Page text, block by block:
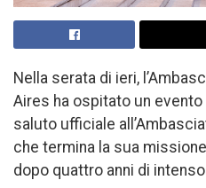
Nella serata di ieri,
Aires ha ospitato un
saluto ufficiale
che termina la sua
dopo quattro anni di